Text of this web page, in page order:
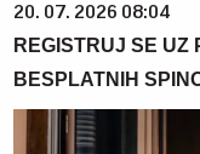
20. 07. 2026 08:04
REGISTRUJ SE UZ
BESPLATNIH